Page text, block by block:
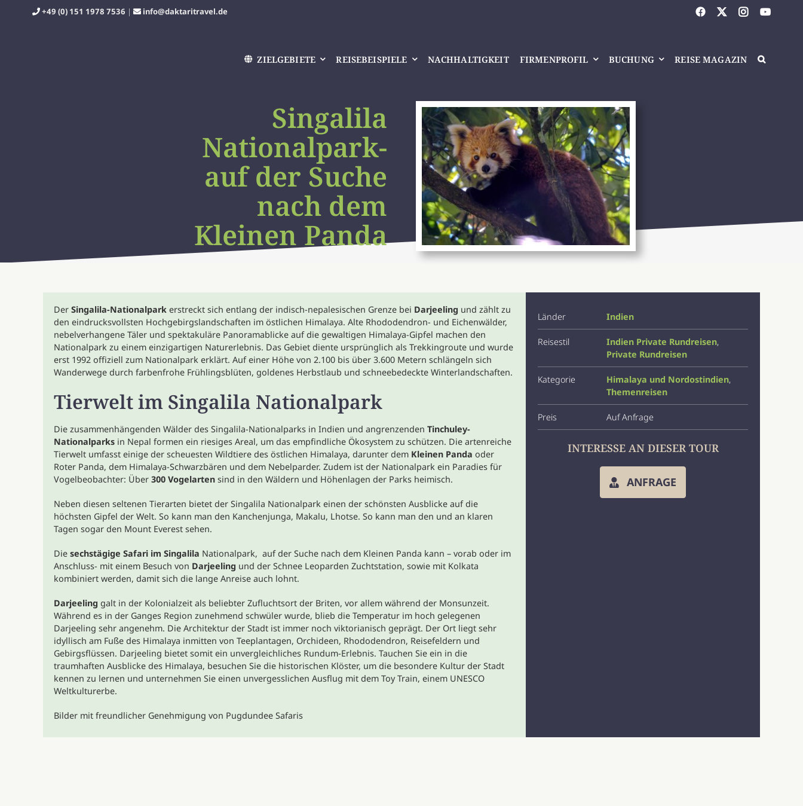
+49 (0) 151 1978 7536 | info@daktaritravel.de
ZIELGEBIETE REISEBEISPIELE NACHHALTIGKEIT FIRMENPROFIL BUCHUNG REISE MAGAZIN
Singalila
Nationalpark-
auf der Suche
nach dem
Kleinen Panda
Der Singalila-Nationalparkerstreckt sich entlang der indisch-nepalesischen Grenze bei Darjeeling und zählt zu
den eindrucksvollsten Hochgebirgslandschaften im östlichen Himalaya. Alte Rhododendron- und Eichenwälder,
nebelverhangene Täler und spektakuläre Panoramablicke auf die gewaltigen Himalaya-Gipfel machen den
Nationalpark zu einem einzigartigen Naturerlebnis. Das Gebiet diente ursprünglich als Trekkingroute und wurde
erst 1992 offiziell zum Nationalpark erklärt. Auf einer Höhe von 2.100 bis über 3.600 Metern schlängeln sich
Wanderwege durch farbenfrohe Frühlingsblüten, goldenes Herbstlaub und schneebedeckte Winterlandschaften.
Tierwelt im Singalila Nationalpark
Die zusammenhängenden Wälder des Singalila-Nationalparks in Indien und angrenzenden Tinchuley-
Nationalparksin Nepal formen ein riesiges Areal, um das empfindliche Ökosystem zu schützen. Die artenreiche
Tierwelt umfasst einige der scheuesten Wildtiere des östlichen Himalaya, darunter dem Kleinen Panda oder
Roter Panda, dem Himalaya-Schwarzbären und dem Nebelparder. Zudem ist der Nationalpark ein Paradies für
Vogelbeobachter: Über 300 Vogelartensind in den Wäldern und Höhenlagen der Parks heimisch.
Neben diesen seltenen Tierarten bietet der Singalila Nationalpark einen der schönsten Ausblicke auf die
höchsten Gipfel der Welt. So kann man den Kanchenjunga, Makalu, Lhotse. So kann man den und an klaren
Tagen sogar den Mount Everest sehen.
Die sechstägige Safari im Singalila Nationalpark, auf der Suche nach dem Kleinen Panda kann – vorab oder im
Anschluss- mit einem Besuch von Darjeeling und der Schnee Leoparden Zuchtstation, sowie mit Kolkata
kombiniert werden, damit sich die lange Anreise auch lohnt.
Darjeeling galt in der Kolonialzeit als beliebter Zufluchtsort der Briten, vor allem während der Monsunzeit.
Während es in der Ganges Region zunehmend schwüler wurde, blieb die Temperatur im hoch gelegenen
Darjeeling sehr angenehm. Die Architektur der Stadt ist immer noch viktorianisch geprägt. Der Ort liegt sehr
idyllisch am Fuße des Himalaya inmitten von Teeplantagen, Orchideen, Rhododendron, Reisefeldern und
Gebirgsflüssen. Darjeeling bietet somit ein unvergleichliches Rundum-Erlebnis. Tauchen Sie ein in die
traumhaften Ausblicke des Himalaya, besuchen Sie die historischen Klöster, um die besondere Kultur der Stadt
kennen zu lernen und unternehmen Sie einen unvergesslichen Ausflug mit dem Toy Train, einem UNESCO
Weltkulturerbe.
Bilder mit freundlicher Genehmigung von Pugdundee Safaris
Länder Indien
Reisestil Indien Private Rundreisen,
Private Rundreisen
Kategorie Himalaya und Nordostindien,
Themenreisen
Preis Auf Anfrage
INTERESSE AN DIESER TOUR
ANFRAGE